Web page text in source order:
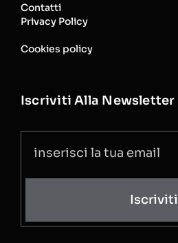
Contatti
Privacy Policy
Cookies policy
Iscriviti Alla Newsletter
Iscriviti